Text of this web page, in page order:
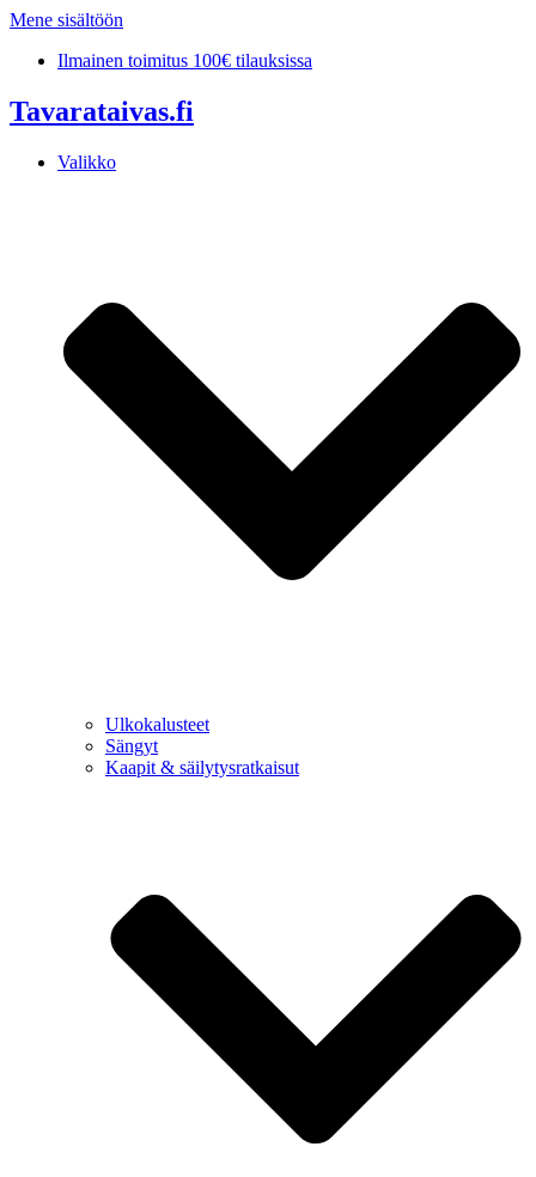
Mene sisältöön
Ilmainen toimitus 100€ tilauksissa
Tavarataivas.fi
Valikko
Ulkokalusteet
Sängyt
Kaapit & säilytysratkaisut